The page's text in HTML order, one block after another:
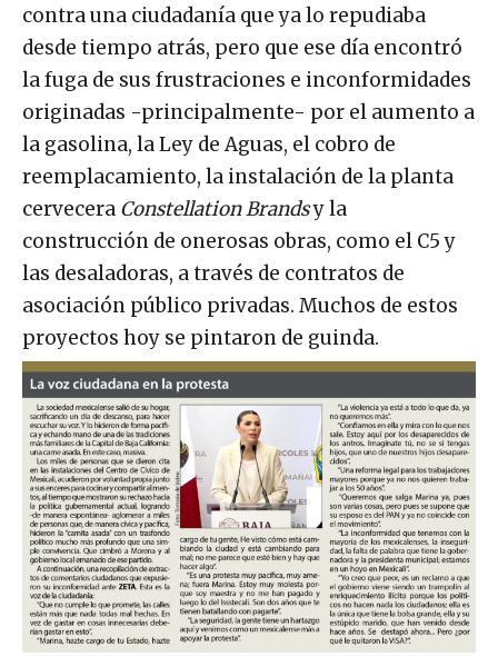
contra una ciudadanía que ya lo repudiaba
desde tiempo atrás, pero que ese día encontró
la fuga de sus frustraciones e inconformidades
originadas -principalmente- por el aumento a
la gasolina, la Ley de Aguas, el cobro de
reemplacamiento, la instalación de la planta
cervecera Constellation Brandsy la
construcción de onerosas obras, como el C5 y
las desaladoras, a través de contratos de
asociación público privadas. Muchos de estos
proyectos hoy se pintaron de guinda.